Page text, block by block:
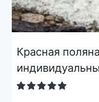
Красная